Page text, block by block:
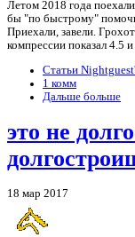
Летом 2018 года
бы "по быстрому"
Приехали, завели.
компрессии показал 4.5
Статьи
1 комм
Дальше больше
это не
18 мар 2017